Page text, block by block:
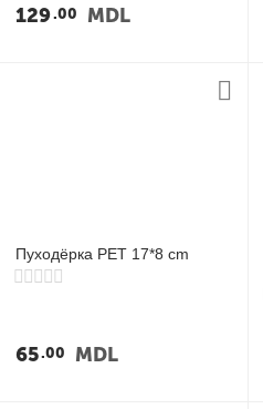
129 00 MDL
Пуходёрка PET 17*8 cm
65 00 MDL